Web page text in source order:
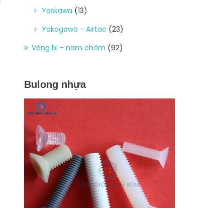
Yaskawa (13)
Yokogawa - Airtac (23)
Vòng bi - nam châm (92)
Bulong nhựa